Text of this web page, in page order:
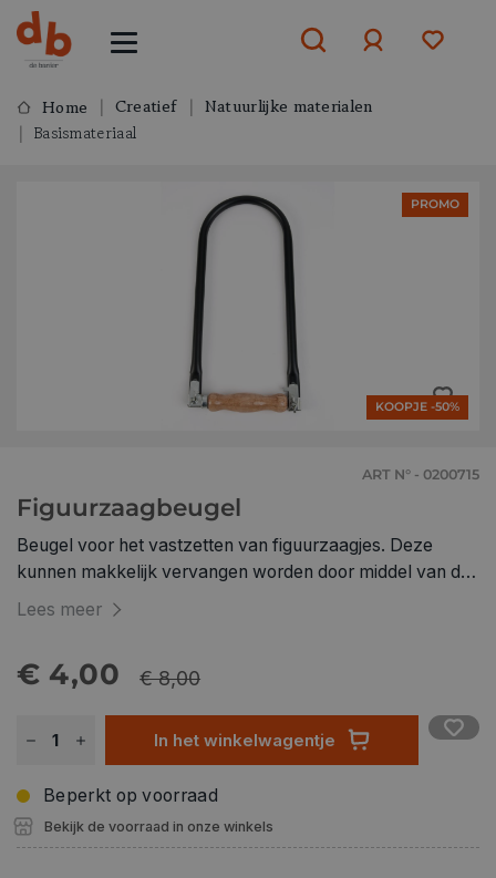
ofaanmelden
Home Creatief
Natuurlijke materialen
Basismateriaal
PROMO
KOOPJE -50%
ART N° - 0200715
Figuurzaagbeugel
Beugel voor het vastzetten van figuurzaagjes. Deze
kunnen makkelijk vervangen worden door middel van de
twee vleugelmoeren. Zaag eenvoudig figuurtjes uit hout
Lees meer
€ 4,00 € 8,00
In het winkelwagentje
Beperkt op voorraad
Bekijk de voorraad in onze winkels